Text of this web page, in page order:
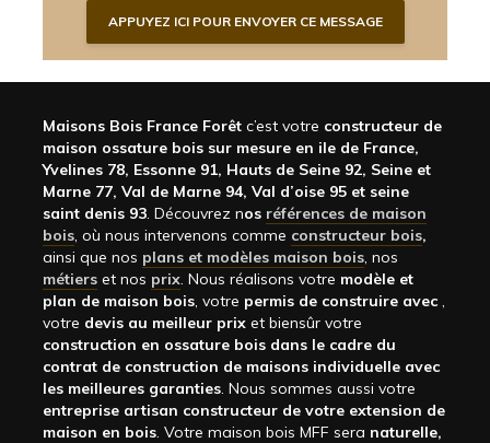
Maisons Bois France Forêt c’est votre constructeur de
maison ossature bois sur mesure en ile de France,
Yvelines 78, Essonne 91, Hauts de Seine 92, Seine et
Marne 77, Val de Marne 94, Val d’oise 95 et seine
saint denis 93. Découvrez nos références de maison
bois, où nous intervenons comme constructeur bois,
ainsi que nos plans et modèles maison bois, nos
métiers et nos prix. Nous réalisons votre modèle et
plan de maison bois, votre permis de construire avec ,
votre devis au meilleur prix et biensûr votre
construction en ossature bois dans le cadre du
contrat de construction de maisons individuelle avec
les meilleures garanties. Nous sommes aussi votre
entreprise artisan constructeur de votre extension de
maison en bois. Votre maison bois MFF sera naturelle,